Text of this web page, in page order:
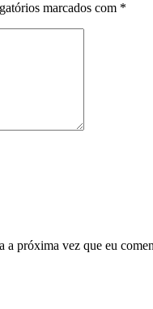
marcados com *
a próxima vez que eu